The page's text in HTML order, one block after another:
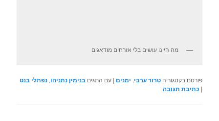
מה היינו עושים בלי אזרחים מודאגים
פורסם בקטגוריה טרור ערבי, ימנים |עם התגים בנימין נתניהו,נפתלי בנט
| כתיבת תגובה